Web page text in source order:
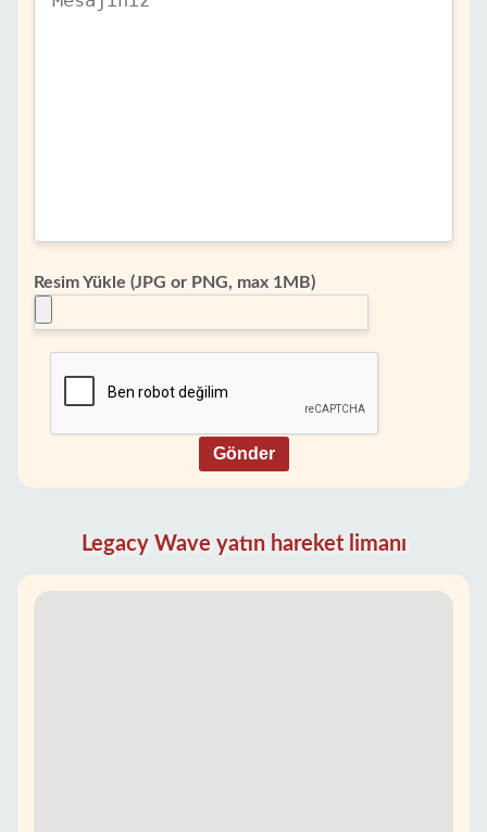
Resim Yükle (JPG or PNG, max 1MB)
Gönder
Legacy Wave yatın hareket limanı